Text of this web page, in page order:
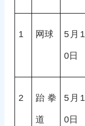
1 网球 5月1
0日
2 跆拳
道
5月1
0日